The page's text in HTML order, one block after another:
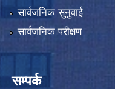
सार्वजनिक सुनुवाई
सार्वजनिक परीक्षण
सम्पर्क